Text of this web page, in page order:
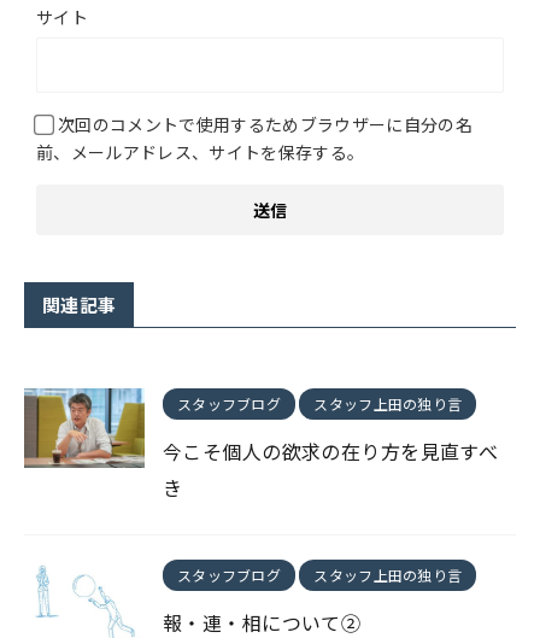
サイト
次回のコメントで使用するためブラウザーに自分の名
前、メールアドレス、サイトを保存する。
関連記事
スタッフブログ スタッフ上田の独り言
今こそ個人の欲求の在り方を見直すべ
き
スタッフブログ スタッフ上田の独り言
報・連・相について②